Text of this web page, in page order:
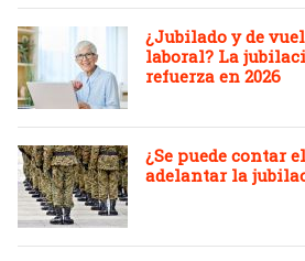
¿Jubilado y de
laboral? La
refuerza en 2026
¿Se puede contar
adelantar la